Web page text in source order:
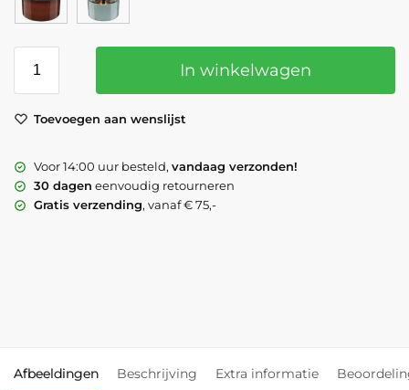
In winkelwagen
Toevoegen aan wenslijst
Voor 14:00 uur besteld, vandaag verzonden!
30 dagen eenvoudig retourneren
Gratis verzending, vanaf € 75,-
Afbeeldingen Beschrijving Extra informatie